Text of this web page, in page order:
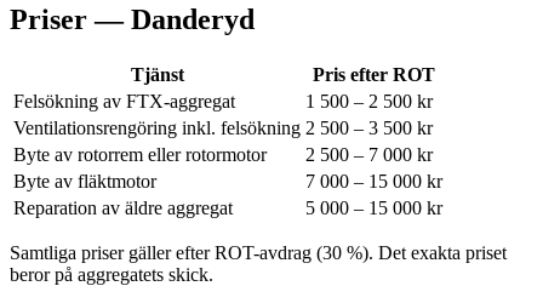
Priser —Danderyd
Tjänst
Pris efter ROT
Felsökning av FTX-aggregat
1 500 – 2 500 kr
Ventilationsrengöring inkl. felsökning 2 500 – 3 500 kr
Byte av rotorrem eller rotormotor
2 500 – 7 000 kr
Byte av fläktmotor
7 000 – 15 000 kr
Reparation av äldre aggregat
5 000 – 15 000 kr
Samtliga priser gäller efter ROT-avdrag (30 %). Det exakta priset
beror på aggregatets skick.